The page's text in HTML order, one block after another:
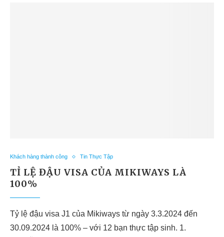
Khách hàng thành công Tin Thực Tập
TỈ LỆ ĐẬU VISA CỦA MIKIWAYS LÀ
100%
Tỷ lệ đậu visa J1 của Mikiways từ ngày 3.3.2024 đến
30.09.2024 là 100% – với 12 bạn thực tập sinh. 1.